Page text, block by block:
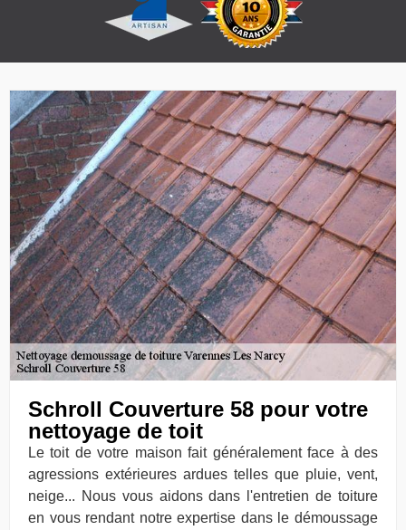
Schroll Couverture 58 pour votre
nettoyage de toit
Le toit de votre maison fait généralement face à des
agressions extérieures ardues telles que pluie, vent,
neige... Nous vous aidons dans l'entretien de toiture
en vous rendant notre expertise dans le démoussage